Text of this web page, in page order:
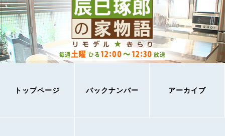
トップページ バックナンバー アーカイブ